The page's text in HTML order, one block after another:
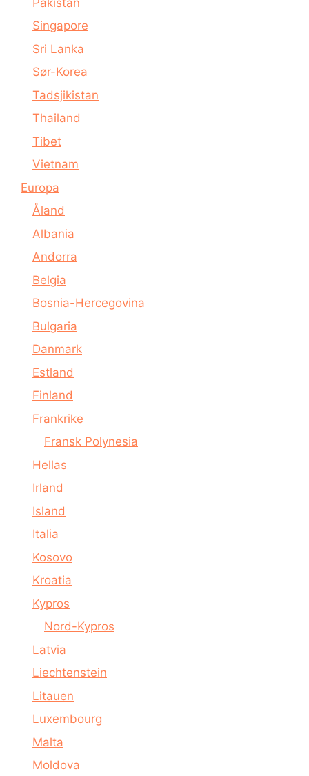
Singapore
Sri Lanka
Sør-Korea
Tadsjikistan
Thailand
Tibet
Vietnam
Europa
Åland
Albania
Andorra
Belgia
Bosnia-Hercegovina
Bulgaria
Danmark
Estland
Finland
Frankrike
Fransk Polynesia
Hellas
Irland
Island
Italia
Kosovo
Kroatia
Kypros
Nord-Kypros
Latvia
Liechtenstein
Litauen
Luxembourg
Malta
Moldova